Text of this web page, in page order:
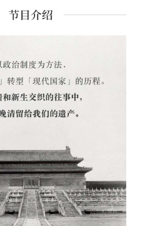
策》等。另在多家重要学术期刊，及